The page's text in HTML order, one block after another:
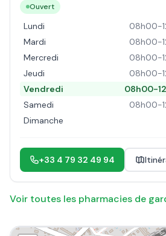
Ouvert
Lundi
08h00-
Mardi
08h00-
Mercredi
08h00-
Jeudi
08h00-
Vendredi
08h00-
Samedi
08h00-
Dimanche
+33 4 79 32 49 94
Voir toutes les pharmacies de